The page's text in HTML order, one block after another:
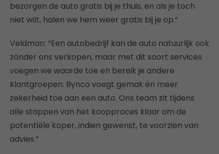
bezorgen de auto gratis bij je thuis, en als je toch
niet wilt, halen we hem weer gratis bij je op.”
Veldman: “Een autobedrijf kan de auto natuurlijk ook
zónder ons verkopen, maar met dit soort services
voegen we waarde toe en bereik je andere
klantgroepen. Bynco voegt gemak én meer
zekerheid toe aan een auto. Ons team zit tijdens
alle stappen van het koopproces klaar om de
potentiële koper, indien gewenst, te voorzien van
advies.”